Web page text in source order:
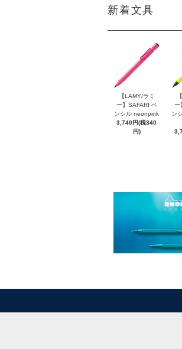
新着文具
【LAMY/ラミ
ー】SAFARI ペ
ンシル neonpink
3,740円(税340
円)
ー
ン